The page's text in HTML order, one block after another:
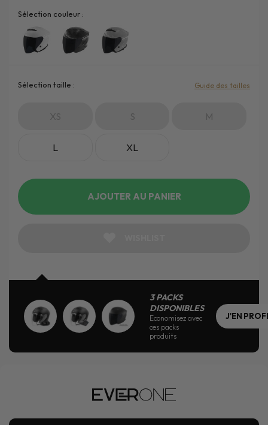
Sélection couleur :
Sélection taille :
XS S M
L XL
Guide des tailles
AJOUTER AU PANIER
3 PACKS
DISPONIBLES
Economisez avec
ces packs
produits
J'EN